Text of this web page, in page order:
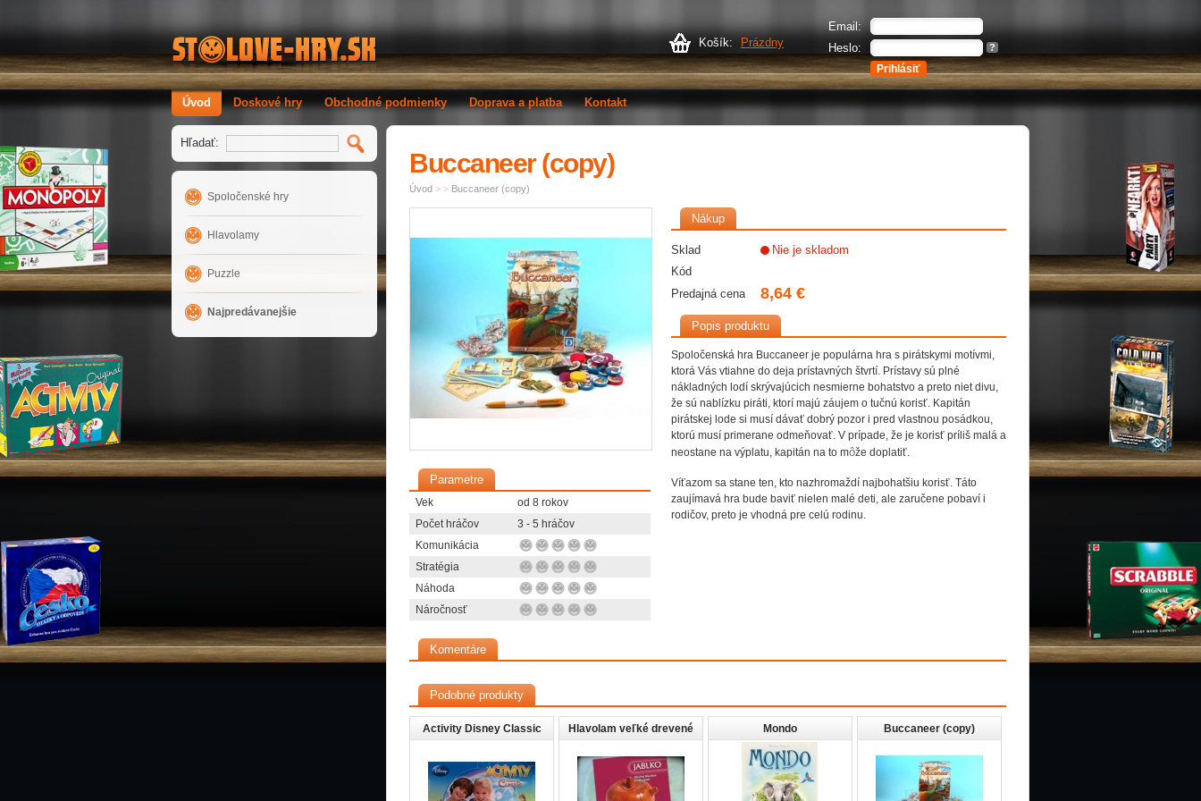
Email:
Heslo:
?
Košík: Prázdny
Úvod Doskové hry Obchodné podmienky Doprava a platba Kontakt
Hľadať:
Spoločenské hry
Hlavolamy
Puzzle
Najpredávanejšie
Buccaneer (copy)
Úvod > > Buccaneer (copy)
Parametre
Vek
od 8 rokov
Počet hráčov
3 - 5 hráčov
Komunikácia
Stratégia
Náhoda
Náročnosť
Nákup
Sklad
Nie je skladom
Kód
Predajná cena
8,64 €
Popis produktu
Spoločenská hra Buccaneer je populárna hra s pirátskymi motívmi,
ktorá Vás vtiahne do deja prístavných štvrtí. Prístavy sú plné
nákladných lodí skrývajúcich nesmierne bohatstvo a preto niet divu,
že sú nablízku piráti, ktorí majú záujem o tučnú korisť. Kapitán
pirátskej lode si musí dávať dobrý pozor i pred vlastnou posádkou,
ktorú musí primerane odmeňovať. V prípade, že je korisť príliš malá a
neostane na výplatu, kapitán na to môže doplatiť.
Víťazom sa stane ten, kto nazhromaždí najbohatšiu korisť. Táto
zaujímavá hra bude baviť nielen malé deti, ale zaručene pobaví i
rodičov, preto je vhodná pre celú rodinu.
Komentáre
Podobné produkty
Activity Disney Classic
Hlavolam veľké drevené
Mondo Buccaneer (copy)